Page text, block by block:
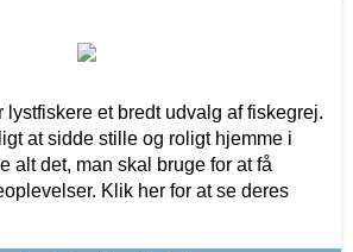
lystfiskere et bredt udvalg af fiskegrej.
at sidde stille og roligt hjemme i
alt det, man skal bruge for at få
Klik her for at se deres